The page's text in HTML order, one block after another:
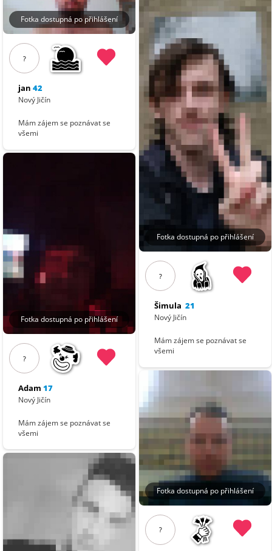
Fotka dostupná po přihlášení
?
jan 42
Nový Jičín
Mám zájem se poznávat se
všemi
Fotka dostupná po přihlášení
?
Adam 17
Nový Jičín
Mám zájem se poznávat se
všemi
Fotka dostupná po přihlášení
?
Šimula 21
Nový Jičín
Mám zájem se poznávat se
všemi
Fotka dostupná po přihlášení
?